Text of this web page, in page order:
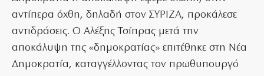
αντίπερα όχθη, δηλαδή στον ΣΥΡΙΖΑ, προκάλεσε
αντιδράσεις. Ο Αλέξης Τσίπρας μετά την
αποκάλυψη της «δημοκρατίας» επιτέθηκε στη Νέα
Δημοκρατία, καταγγέλλοντας τον πρωθυπουργό